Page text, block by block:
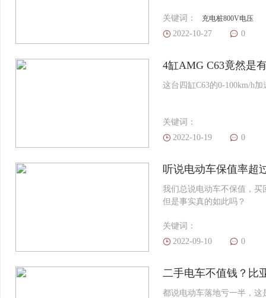
关键词：
充电桩800V电压
2022-10-27 0
4缸AMG C63竟然是
这台四缸C63的0-100km/h
关键词：
2022-10-19
0
听说电动车保值率超
我们总说电动车不保值，
但是事实真的如此吗？
关键词：
2022-09-10
0
二手电车不值钱？比
都说电动车落地亏一半，